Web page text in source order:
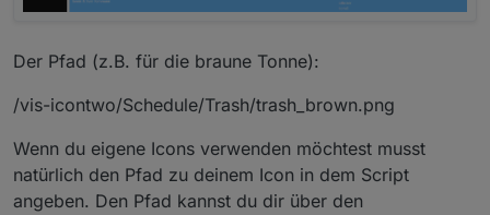
Der Pfad (z.B. für die braune Tonne):
/vis-icontwo/Schedule/Trash/trash_brown.png
Wenn du eigene Icons verwenden möchtest musst
natürlich den Pfad zu deinem Icon in dem Script
angeben. Den Pfad kannst du dir über den